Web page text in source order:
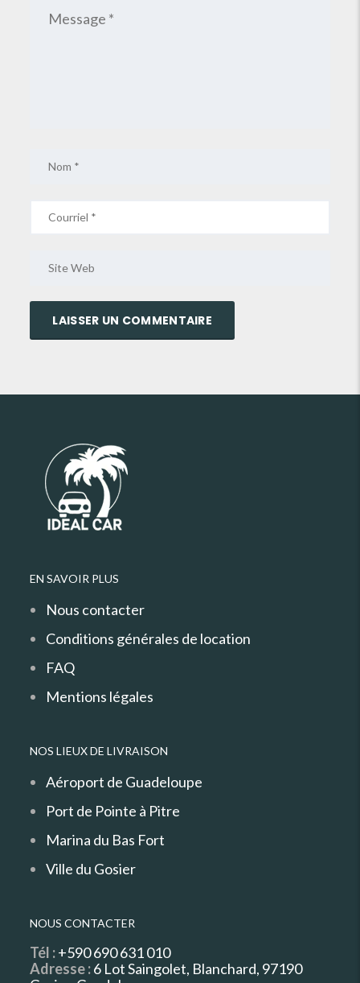
EN SAVOIR PLUS
Nous contacter
Conditions générales de location
FAQ
Mentions légales
NOS LIEUX DE LIVRAISON
Aéroport de Guadeloupe
Port de Pointe à Pitre
Marina du Bas Fort
Ville du Gosier
NOUS CONTACTER
Tél :+590 690 631 010
Adresse :6 Lot Saingolet, Blanchard, 97190